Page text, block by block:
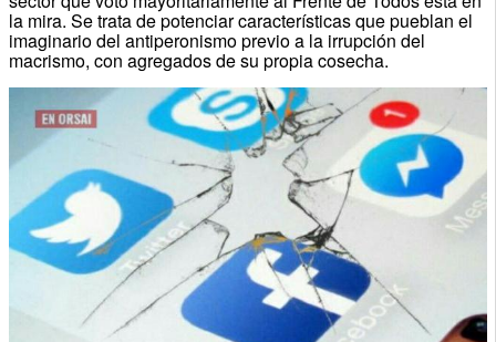
la mira. Se trata de potenciar características que pueblan el
imaginario del antiperonismo previo a la irrupción del
macrismo, con agregados de su propia cosecha.